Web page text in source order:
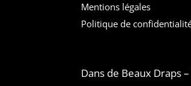
Mentions légales
Politique de
Dans de Beaux Draps